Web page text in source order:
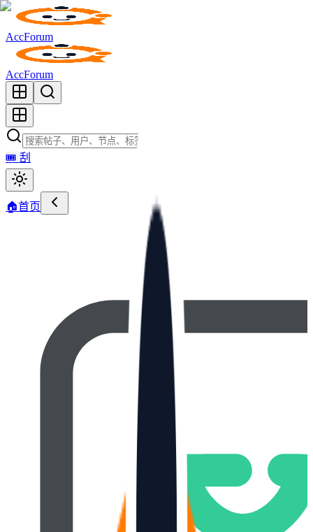
AccForum
AccForum
🎟️ 刮
🏠首页